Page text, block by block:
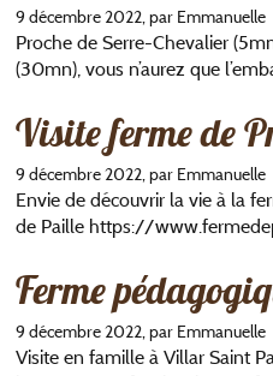
9 décembre 2022, par Emmanuelle
Proche de Serre-Chevalier
(30mn), vous n’aurez que
Visite ferme de
9 décembre 2022, par Emmanuelle
Envie de découvrir la vie à la
de Paille https://
Ferme
9 décembre 2022, par Emmanuelle
Visite en famille à Villar Saint